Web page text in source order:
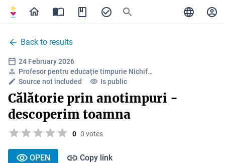
Back to results
24 February 2026
Profesor pentru educație timpurie Nichif…
Source not included
Is public
Călătorie prin anotimpuri -
descoperim toamna
0 0 votes
OPEN Copy link